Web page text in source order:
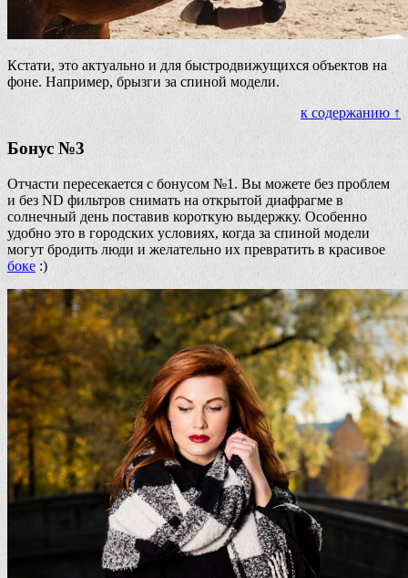
Кстати, это актуально и для быстродвижущихся объектов на
фоне. Например, брызги за спиной модели.
к содержанию ↑
Бонус №3
Отчасти пересекается с бонусом №1. Вы можете без проблем
и без ND фильтров снимать на открытой диафрагме в
солнечный день поставив короткую выдержку. Особенно
удобно это в городских условиях, когда за спиной модели
могут бродить люди и желательно их превратить в красивое
боке :)